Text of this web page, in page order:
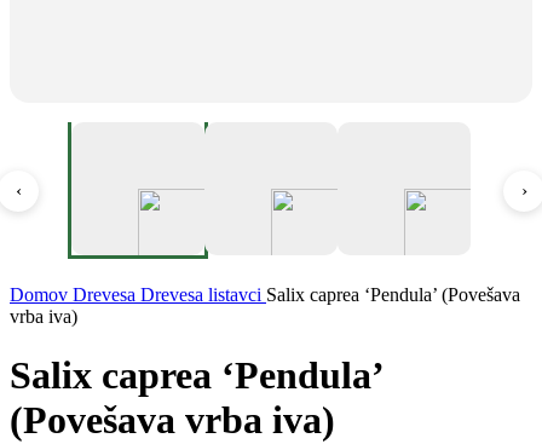
‹ ›
Domov Drevesa Drevesa listavci Salix caprea ‘Pendula’ (Povešava
vrba iva)
Salix caprea ‘Pendula’
(Povešava vrba iva)